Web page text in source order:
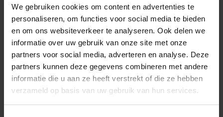
We gebruiken cookies om content en advertenties te
personaliseren, om functies voor social media te bieden
en om ons websiteverkeer te analyseren. Ook delen we
informatie over uw gebruik van onze site met onze
partners voor social media, adverteren en analyse. Deze
partners kunnen deze gegevens combineren met andere
informatie die u aan ze heeft verstrekt of die ze hebben
verzameld op basis van uw gebruik van hun services.
Potmagneet 80X18MM M10
Niet op voorraad, levertijd 1 tot meerdere werkdagen
Gtin:
Artikelnummer merk: BM31.033
€ 22,75 incl. BTW
Prijs per 1 Stuk